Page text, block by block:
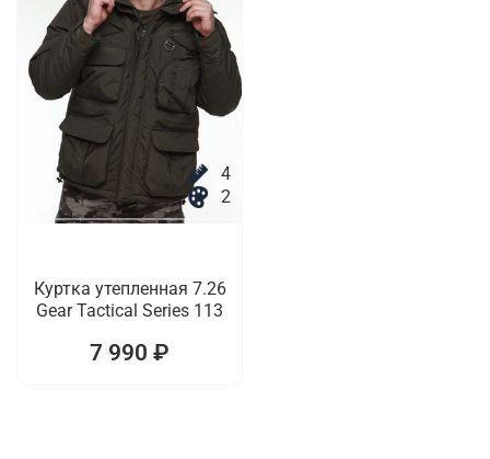
4
2
Куртка утепленная 7.26
Gear Tactical Series 113
7 990 ₽